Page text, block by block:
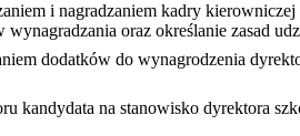
i nagradzaniem kadry
oraz określanie zasad
dodatków do wynagrodzenia
kandydata na stanowisko dyrektora